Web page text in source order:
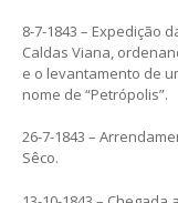
8-7-1843 – Expedição
Caldas Viana,
e o levantamento de
nome de “Petrópolis”.
26-7-1843 –
Sêco.